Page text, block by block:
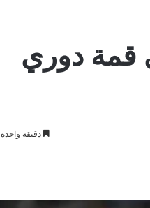
قمة دوري
دقيقة واحدة